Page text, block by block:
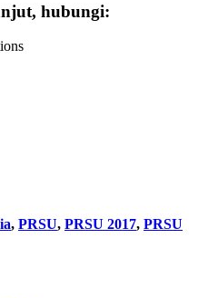
hubungi:
, PRSU, PRSU 2017, PRSU